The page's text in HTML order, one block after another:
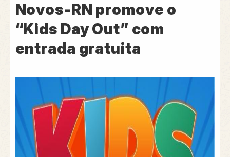
Novos-RN promove o
“Kids Day Out” com
entrada gratuita